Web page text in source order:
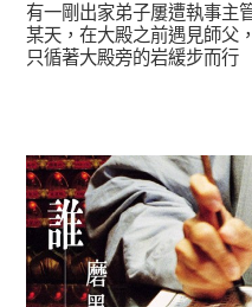
有一剛出家弟子屢遭執事主
某天，在大殿之前遇見師父
只循著大殿旁的岩緩步而行